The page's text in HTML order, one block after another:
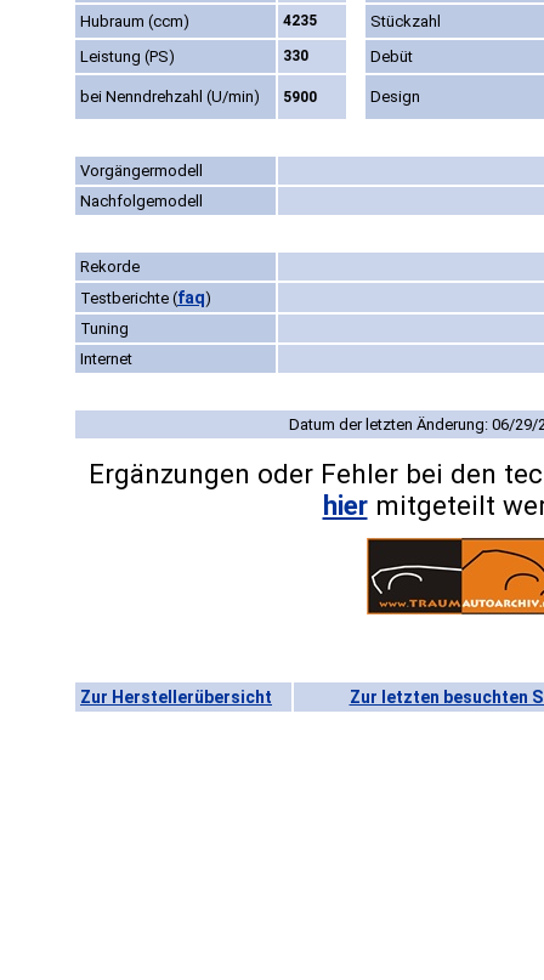
Hubraum (ccm)
4235
Stückzahl
Leistung (PS)
330 Debüt
bei Nenndrehzahl (U/min) 5900 Design
Vorgängermodell
Nachfolgemodell
Rekorde
Testberichte (faq)
Tuning
Internet
Datum der letzten Änderung: 06/29/
Ergänzungen oder Fehler bei den
hiermitgeteilt
Zur Herstellerübersicht Zur letzten besuchten